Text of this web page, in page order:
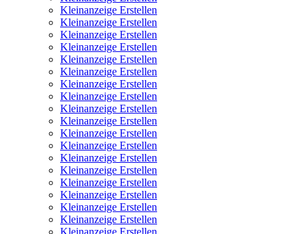
Kleinanzeige Erstellen
Kleinanzeige Erstellen
Kleinanzeige Erstellen
Kleinanzeige Erstellen
Kleinanzeige Erstellen
Kleinanzeige Erstellen
Kleinanzeige Erstellen
Kleinanzeige Erstellen
Kleinanzeige Erstellen
Kleinanzeige Erstellen
Kleinanzeige Erstellen
Kleinanzeige Erstellen
Kleinanzeige Erstellen
Kleinanzeige Erstellen
Kleinanzeige Erstellen
Kleinanzeige Erstellen
Kleinanzeige Erstellen
Kleinanzeige Erstellen
Kleinanzeige Erstellen